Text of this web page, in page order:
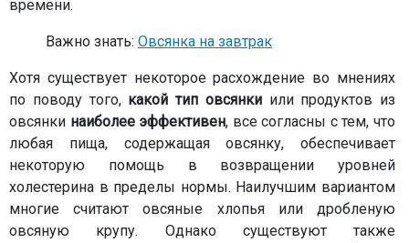
времени.
Важно знать: Овсянка на завтрак
Хотя существует некоторое расхождение во мнениях
по поводу того, какой тип овсянкиили продуктов из
овсянки наиболее эффективен, все согласны с тем, что
любая пища, содержащая овсянку, обеспечивает
некоторую помощь в возвращении уровней
холестерина в пределы нормы. Наилучшим вариантом
многие считают овсяные хлопья или дробленую
овсяную крупу. Однако существуют также